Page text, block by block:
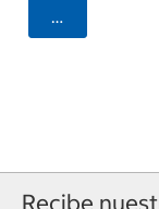
Seleccionar
Recibe